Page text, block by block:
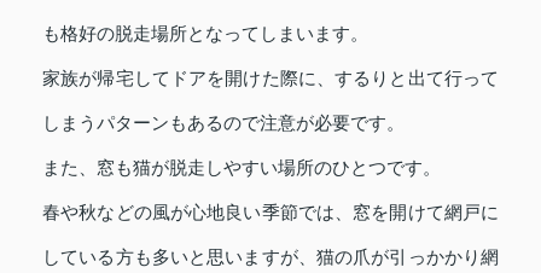
も格好の脱走場所となってしまいます。
家族が帰宅してドアを開けた際に、するりと出て行って
しまうパターンもあるので注意が必要です。
また、窓も猫が脱走しやすい場所のひとつです。
春や秋などの風が心地良い季節では、窓を開けて網戸に
している方も多いと思いますが、猫の爪が引っかかり網